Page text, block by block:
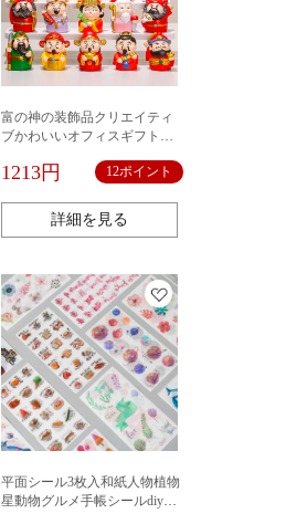
富の神の装飾品クリエイティ
ブかわいいオフィスギフトフ
スクトップ装飾樹脂工芸品
1213円 12ポイント
詳細を見る
平面シール3枚入和紙人物植物
星動物グルメ手帳シールdiy素